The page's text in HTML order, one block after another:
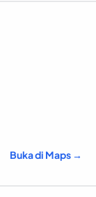
Buka di Maps →